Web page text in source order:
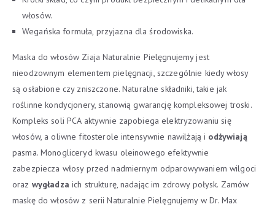
włosów.
Wegańska formuła, przyjazna dla środowiska.
Maska do włosów Ziaja Naturalnie Pielęgnujemy jest
nieodzownym elementem pielęgnacji, szczególnie kiedy włosy
są osłabione czy zniszczone. Naturalne składniki, takie jak
roślinne kondycjonery, stanowią gwarancję kompleksowej troski.
Kompleks soli PCA aktywnie zapobiega elektryzowaniu się
włosów, a oliwne fitosterole intensywnie nawilżają i odżywiają
pasma. Monogliceryd kwasu oleinowego efektywnie
zabezpiecza włosy przed nadmiernym odparowywaniem wilgoci
oraz wygładza ich strukturę, nadając im zdrowy połysk. Zamów
maskę do włosów z serii Naturalnie Pielęgnujemy w Dr. Max